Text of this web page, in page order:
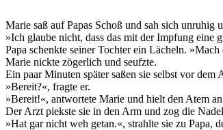
Marie saß auf Papas Schoß und sah sich
»Ich glaube nicht, dass das mit der Impfung
Papa schenkte seiner Tochter ein Lächeln.
Marie nickte zögerlich und seufzte.
Ein paar Minuten später saßen sie selbst vor
»Bereit?«, fragte er.
»Bereit!«, antwortete Marie und hielt den Atem
Der Arzt piekste sie in den Arm und zog die
»Hat gar nicht weh getan.«, strahlte sie zu